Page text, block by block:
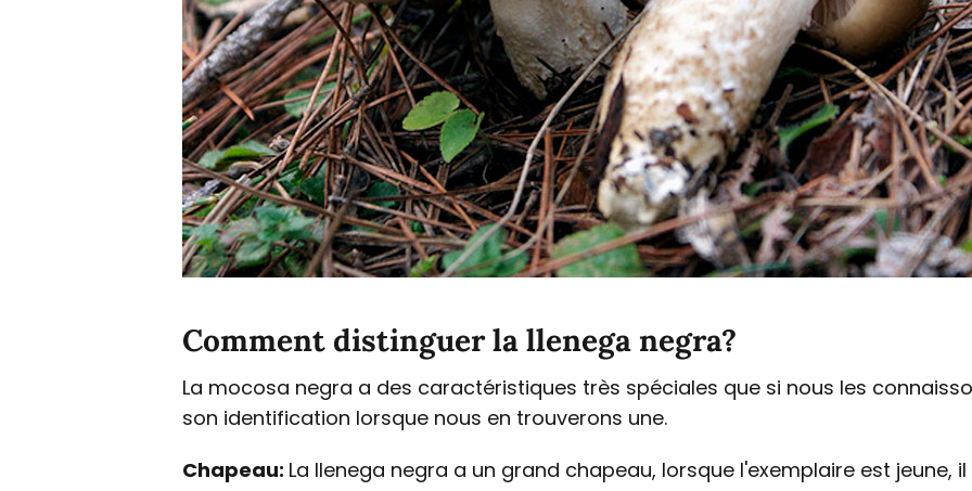
Comment distinguer la llenega negra?
La mocosa negra a des caractéristiques très spéciales que si nous les
son identification lorsque nous en trouverons une.
Chapeau: La llenega negra a un grand chapeau, lorsque l'exemplaire est jeune,